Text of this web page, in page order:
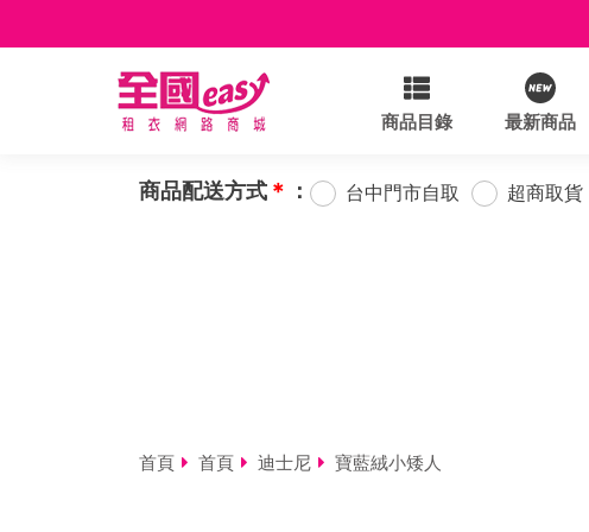
商品目錄 最新商品
商品配送方式 ＊ ： 台中門市自取 超商取貨
首頁 首頁 迪士尼 寶藍絨小矮人